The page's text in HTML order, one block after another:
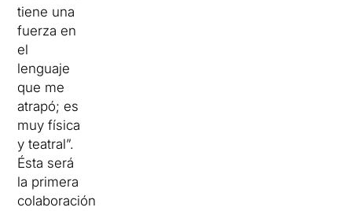
tiene una
fuerza en
el
lenguaje
que me
atrapó; es
muy física
y teatral”.
Ésta será
la primera
colaboración